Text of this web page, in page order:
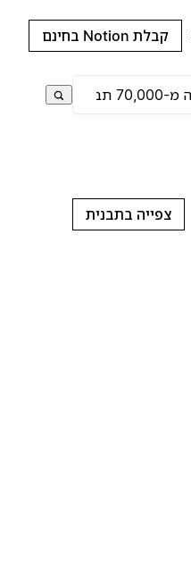
קבלת Notion בחינם
צפייה בתבנית